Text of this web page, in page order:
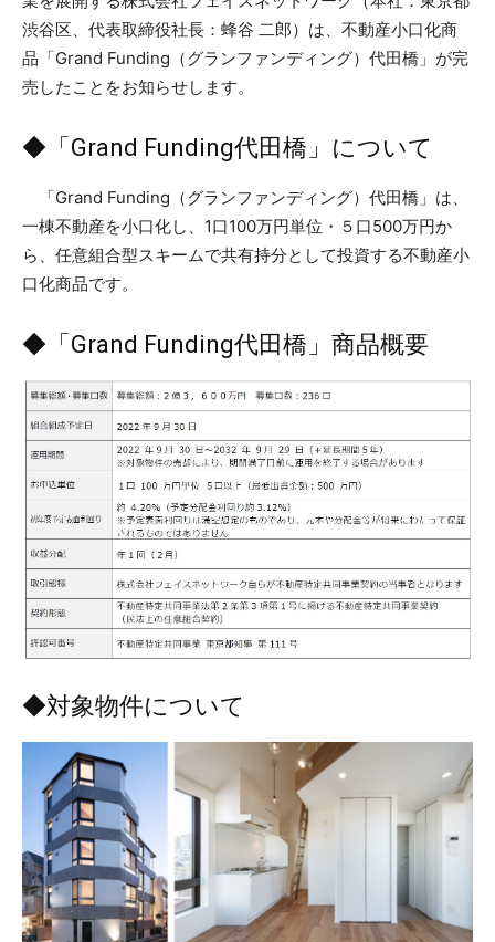
渋谷区、代表取締役社長：蜂谷 二郎）は、不動産小口化商
品「Grand Funding（グランファンディング）代田橋」が完
売したことをお知らせします。
◆「Grand Funding代田橋」について
「Grand Funding（グランファンディング）代田橋」は、
一棟不動産を小口化し、1口100万円単位・５口500万円か
ら、任意組合型スキームで共有持分として投資する不動産小
口化商品です。
◆「Grand Funding代田橋」商品概要
◆対象物件について